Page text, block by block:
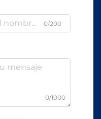
0/200
0/1000